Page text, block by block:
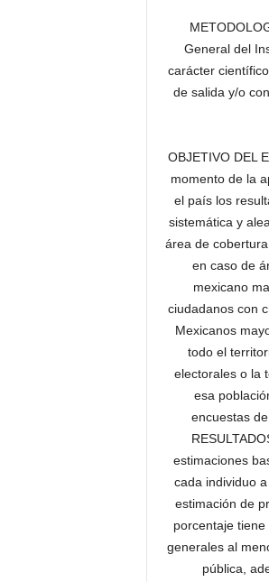
General del
carácter
de salida y/o
OBJETIVO DEL
momento de la
el país los
sistemática y
área de
en caso de
mexicano
ciudadanos con
Mexicanos
todo el
electorales o la
esa
encuestas
estimaciones
cada individuo
estimación de
porcentaje
generales al
pública,